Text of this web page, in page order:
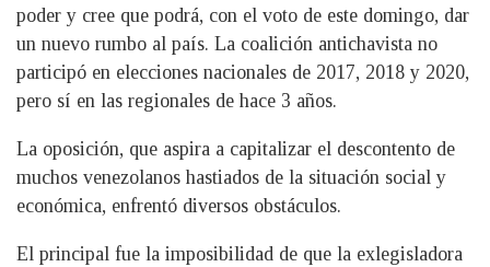
poder y cree que podrá, con el voto de este domingo, dar
un nuevo rumbo al país. La coalición antichavista no
participó en elecciones nacionales de 2017, 2018 y 2020,
pero sí en las regionales de hace 3 años.
La oposición, que aspira a capitalizar el descontento de
muchos venezolanos hastiados de la situación social y
económica, enfrentó diversos obstáculos.
El principal fue la imposibilidad de que la exlegisladora